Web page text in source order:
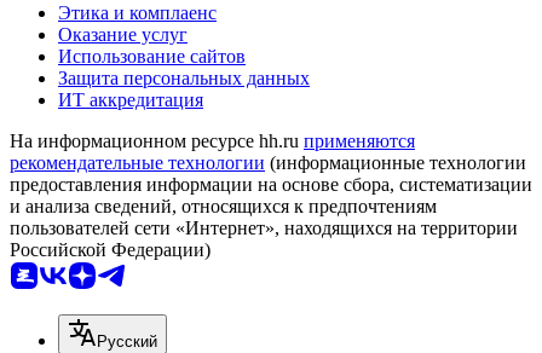
Этика и комплаенс
Оказание услуг
Использование сайтов
Защита персональных данных
ИТ аккредитация
На информационном ресурсе hh.ru применяются
рекомендательные технологии (информационные технологии
предоставления информации на основе сбора, систематизации
и анализа сведений, относящихся к предпочтениям
пользователей сети «Интернет», находящихся на территории
Российской Федерации)
Русский